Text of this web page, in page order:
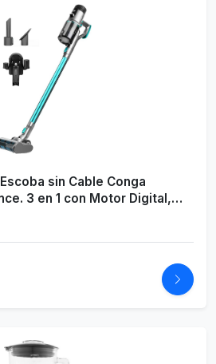
sin Cable Conga
3 en 1 con Motor Digital,
480 W, y 30 kPa, 150